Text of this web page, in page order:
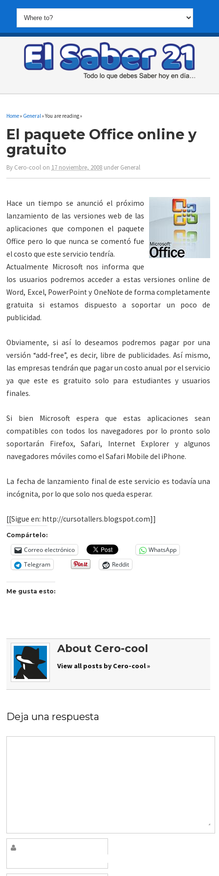
Home» General » You are reading »
El paquete Office online y
gratuito
By Cero-cool on 17 noviembre, 2008 underGeneral
Hace un tiempo se anunció el próximo
lanzamiento de las versiones web de las
aplicaciones que componen el paquete
Office pero lo que nunca se comentó fue
el costo que este servicio tendría.
Actualmente Microsoft nos informa que
los usuarios podremos acceder a estas versiones online de
Word, Excel, PowerPoint y OneNote de forma completamente
gratuita si estamos dispuesto a soportar un poco de
publicidad.
Obviamente, si así lo deseamos podremos pagar por una
versión “add-free”, es decir, libre de publicidades. Así mismo,
las empresas tendrán que pagar un costo anual por el servicio
ya que este es gratuito solo para estudiantes y usuarios
finales.
Si bien Microsoft espera que estas aplicaciones sean
compatibles con todos los navegadores por lo pronto solo
soportarán Firefox, Safari, Internet Explorer y algunos
navegadores móviles como el Safari Mobile del iPhone.
La fecha de lanzamiento final de este servicio es todavía una
incógnita, por lo que solo nos queda esperar.
[[Sigue en: http://cursotallers.blogspot.com]]
Compártelo:
Correo electrónico
WhatsApp
Telegram
Reddit
Me gusta esto:
About Cero-cool
View all posts by Cero-cool »
Deja una respuesta